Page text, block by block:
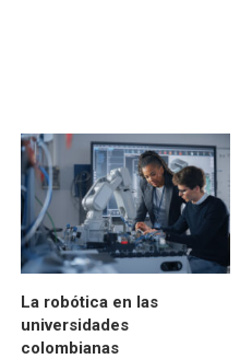
La robótica en las
universidades
colombianas